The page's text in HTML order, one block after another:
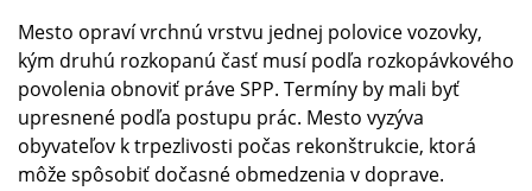
Mesto opraví vrchnú vrstvu jednej polovice vozovky,
kým druhú rozkopanú časť musí podľa rozkopávkového
povolenia obnoviť práve SPP. Termíny by mali byť
upresnené podľa postupu prác. Mesto vyzýva
obyvateľov k trpezlivosti počas rekonštrukcie, ktorá
môže spôsobiť dočasné obmedzenia v doprave.